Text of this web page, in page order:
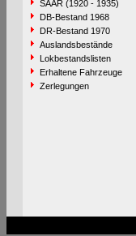
SAAR (1920 - 1935)
DB-Bestand 1968
DR-Bestand 1970
Auslandsbestände
Lokbestandslisten
Erhaltene Fahrzeuge
Zerlegungen